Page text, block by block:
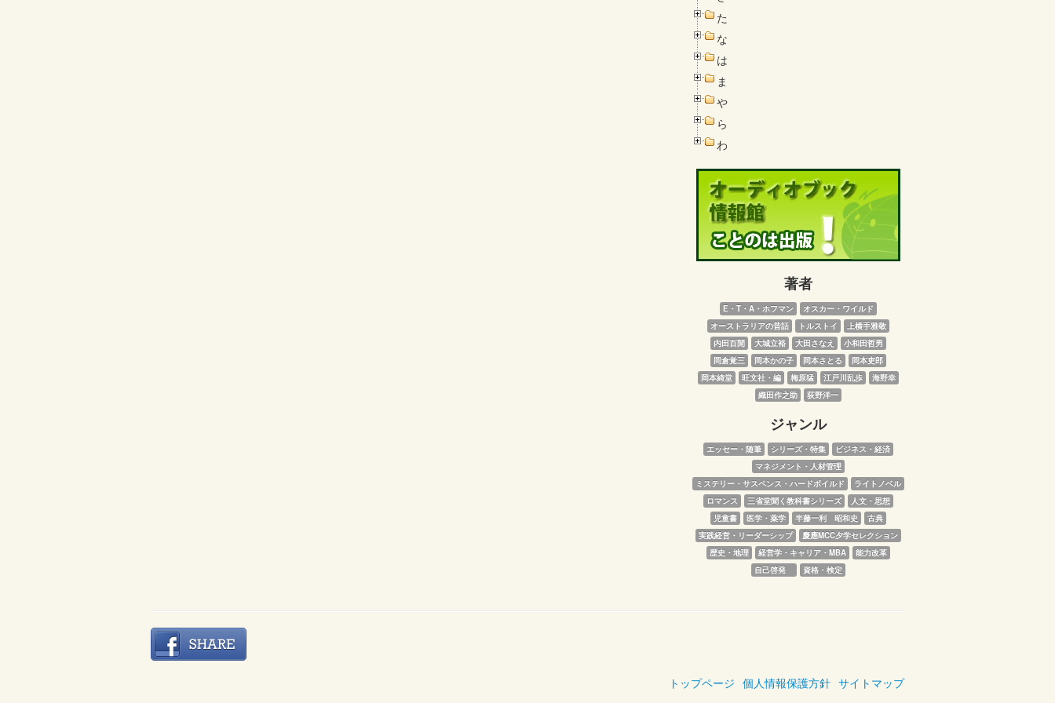
た
な
は
ま
や
ら
わ
著者
E・T・A・ホフマン
オスカー・ワイルド
オーストラリアの昔話
トルストイ
上横手雅敬
内田百閒
大城立裕 大田さなえ
小和田哲男
岡倉覚三
岡本かの子 岡本さとる
岡本吏郎
岡本綺堂
旺文社・編 梅原猛 江戸川乱歩
海野幸
織田作之助
荻野洋一
ジャンル
エッセー・随筆 シリーズ・特集
ビジネス・経済
マネジメント・人材管理
ミステリー・サスペンス・ハードボイルド
ライトノベル
ロマンス
三省堂聞く教科書シリーズ
人文・思想
児童書
医学・薬学 半藤一利　昭和史
古典
実践経営・リーダーシップ
慶應MCC夕学セレクション
歴史・地理
経営学・キャリア・MBA
能力改革
自己啓発
資格・検定
トップページ 個人情報保護方針 サイトマップ